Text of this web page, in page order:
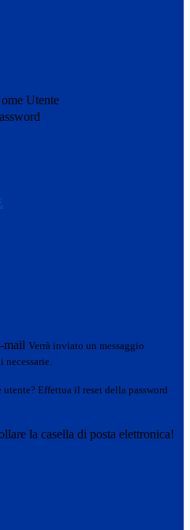
Utente
mail Verrà inviato un messaggio
Effettua il reset della password
la casella di posta elettronica!